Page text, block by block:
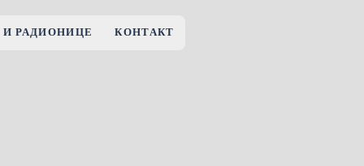
РАДИОНИЦЕ КОНТАКТ